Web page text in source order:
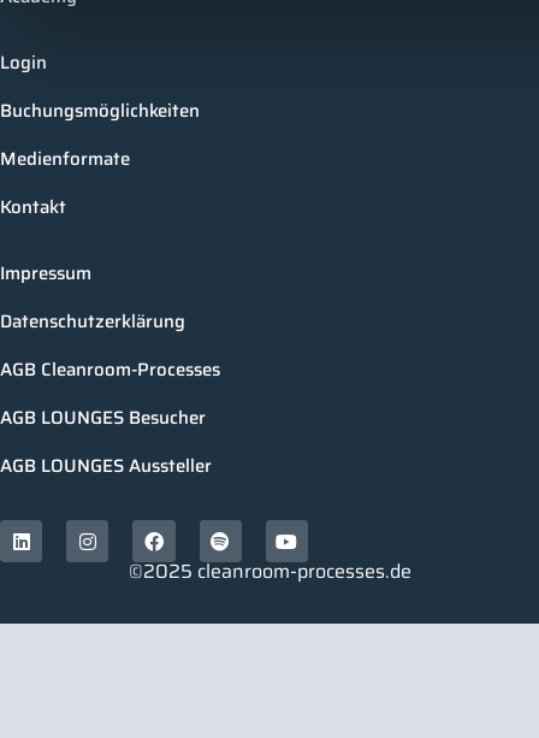
Login
Buchungsmöglichkeiten
Medienformate
Kontakt
Impressum
Datenschutzerklärung
AGB Cleanroom-Processes
AGB LOUNGES Besucher
AGB LOUNGES Aussteller
©2025 cleanroom-processes.de